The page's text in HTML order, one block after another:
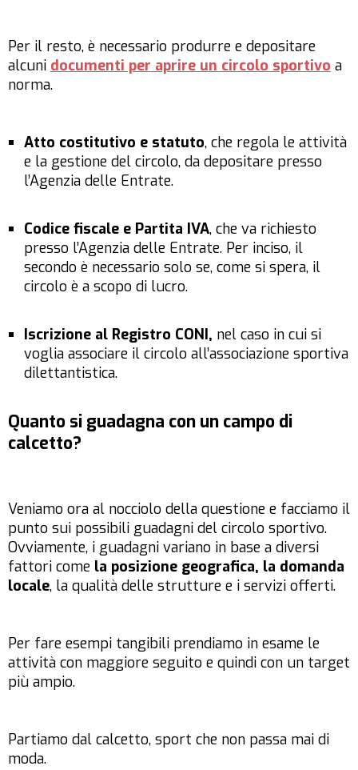
Per il resto, è necessario produrre e depositare
alcuni documenti per aprire un circolo sportivo a
norma.
Atto costitutivo e statuto, che regola le attività
e la gestione del circolo, da depositare presso
l’Agenzia delle Entrate.
Codice fiscale e Partita IVA, che va richiesto
presso l’Agenzia delle Entrate. Per inciso, il
secondo è necessario solo se, come si spera, il
circolo è a scopo di lucro.
Iscrizione al Registro CONI, nel caso in cui si
voglia associare il circolo all’associazione sportiva
dilettantistica.
Quanto si guadagna con un campo di
calcetto?
Veniamo ora al nocciolo della questione e facciamo il
punto sui possibili guadagni del circolo sportivo.
Ovviamente, i guadagni variano in base a diversi
fattori come la posizione geografica, la domanda
locale, la qualità delle strutture e i servizi offerti.
Per fare esempi tangibili prendiamo in esame le
attività con maggiore seguito e quindi con un target
più ampio.
Partiamo dal calcetto, sport che non passa mai di
moda.